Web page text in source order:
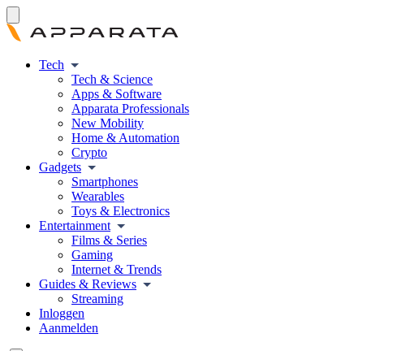
Tech
Tech & Science
Apps & Software
Apparata Professionals
New Mobility
Home & Automation
Crypto
Gadgets
Smartphones
Wearables
Toys & Electronics
Entertainment
Films & Series
Gaming
Internet & Trends
Guides & Reviews
Streaming
Inloggen
Aanmelden